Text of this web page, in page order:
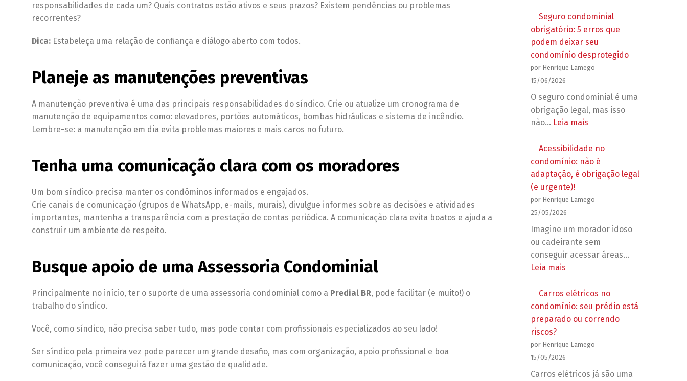
responsabilidades de cada um? Quais contratos estão ativos e seus prazos? Existem pendências ou problemas
recorrentes?
Dica: Estabeleça uma relação de confiança e diálogo aberto com todos.
Planeje as manutenções preventivas
A manutenção preventiva é uma das principais responsabilidades do síndico. Crie ou atualize um cronograma de
manutenção de equipamentos como: elevadores, portões automáticos, bombas hidráulicas e sistema de incêndio.
Lembre-se: a manutenção em dia evita problemas maiores e mais caros no futuro.
Tenha uma comunicação clara com os moradores
Um bom síndico precisa manter os condôminos informados e engajados.
Crie canais de comunicação (grupos de WhatsApp, e-mails, murais), divulgue informes sobre as decisões e atividades
importantes, mantenha a transparência com a prestação de contas periódica. A comunicação clara evita boatos e ajuda a
construir um ambiente de respeito.
Busque apoio de uma Assessoria Condominial
Principalmente no início, ter o suporte de uma assessoria condominial como a Predial BR, pode facilitar (e muito!) o
trabalho do síndico.
Você, como síndico, não precisa saber tudo, mas pode contar com profissionais especializados ao seu lado!
Ser síndico pela primeira vez pode parecer um grande desafio, mas com organização, apoio profissional e boa
comunicação, você conseguirá fazer uma gestão de qualidade.
no
apartamento:
que
pode
obra?
Seguro condominial
obrigatório: 5 erros que
podem deixar seu
condomínio desprotegido
por Henrique Lamego
15/06/2026
O seguro condominial é uma
obrigação legal, mas isso
não… Leia mais
condominial
obrigatório:
5
que
deixar
condomínio
Acessibilidade no
condomínio: não é
adaptação, é obrigação legal
(e urgente)!
por Henrique Lamego
25/05/2026
Imagine um morador idoso
ou cadeirante sem
conseguir acessar áreas…
Leia mais
no
condomínio:
não
adaptação,
obrigação
Carros elétricos no
condomínio: seu prédio está
preparado ou correndo
riscos?
por Henrique Lamego
15/05/2026
Carros elétricos já são uma